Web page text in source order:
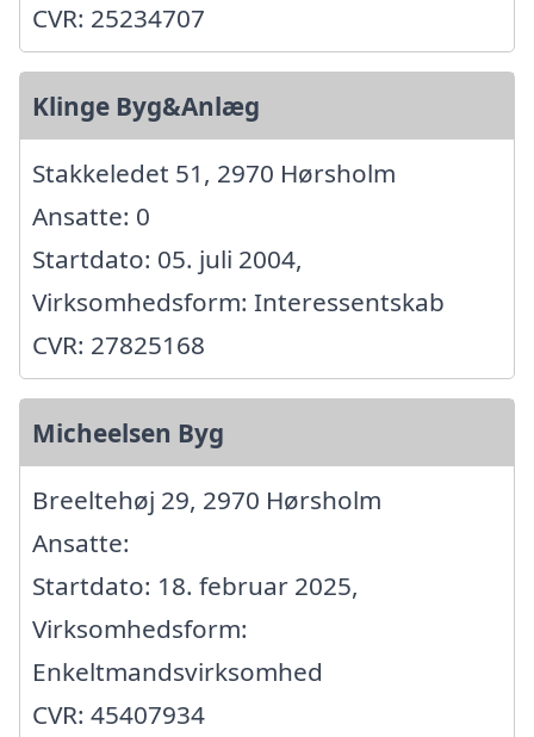
CVR: 25234707
Klinge Byg&Anlæg
Stakkeledet 51, 2970 Hørsholm
Ansatte: 0
Startdato: 05. juli 2004,
Virksomhedsform: Interessentskab
CVR: 27825168
Micheelsen Byg
Breeltehøj 29, 2970 Hørsholm
Ansatte:
Startdato: 18. februar 2025,
Virksomhedsform:
Enkeltmandsvirksomhed
CVR: 45407934